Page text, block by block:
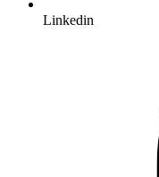
Linkedin